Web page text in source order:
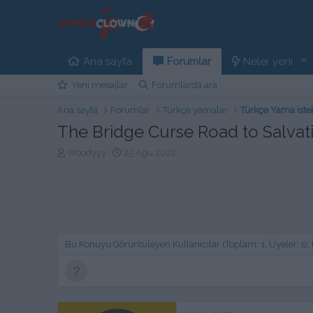
Ana sayfa Forumlar Neler yeni
Yeni mesajlar Forumlarda ara
Ana sayfa Forumlar Türkçe yamalar Türkçe Yama
The Bridge Curse Road to
b
t
i
Bu Konuyu Görüntüleyen Kullanıcılar (Toplam: 1, Üyeler: 0,